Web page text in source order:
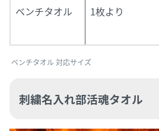
ベンチタオル 1枚より
ベンチタオル 対応サイズ
刺繍名入れ部活魂タオル